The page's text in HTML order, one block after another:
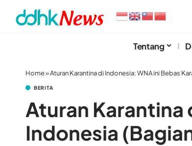
Tentang
Home»Aturan Karantina di Indonesia: WNA ini Bebas
BERITA
Aturan Karantina
Indonesia